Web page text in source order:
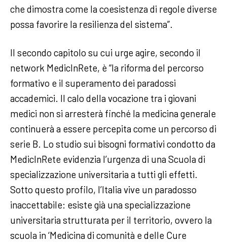
che dimostra come la coesistenza di regole diverse
possa favorire la resilienza del sistema”.
Il secondo capitolo su cui urge agire, secondo il
network MedicInRete, è “la riforma del percorso
formativo e il superamento dei paradossi
accademici. Il calo della vocazione tra i giovani
medici non si arresterà finché la medicina generale
continuerà a essere percepita come un percorso di
serie B. Lo studio sui bisogni formativi condotto da
MedicInRete evidenzia l’urgenza di una Scuola di
specializzazione universitaria a tutti gli effetti.
Sotto questo profilo, l’Italia vive un paradosso
inaccettabile: esiste già una specializzazione
universitaria strutturata per il territorio, ovvero la
scuola in ‘Medicina di comunità e delle Cure